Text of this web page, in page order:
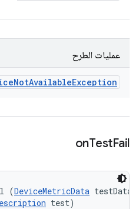
عمليات الطرح
NotAvailableException
onTestFail
(DeviceMetricData
test)